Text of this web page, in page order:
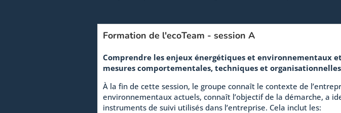
Formation de l'ecoTeam - session A
Comprendre les enjeux énergétiques et environnementaux
mesures comportementales, techniques et organisationnelles
À la fin de cette session, le groupe connaît le contexte de
environnementaux actuels, connaît l’objectif de la démarche, a
instruments de suivi utilisés dans l’entreprise. Cela inclut les: